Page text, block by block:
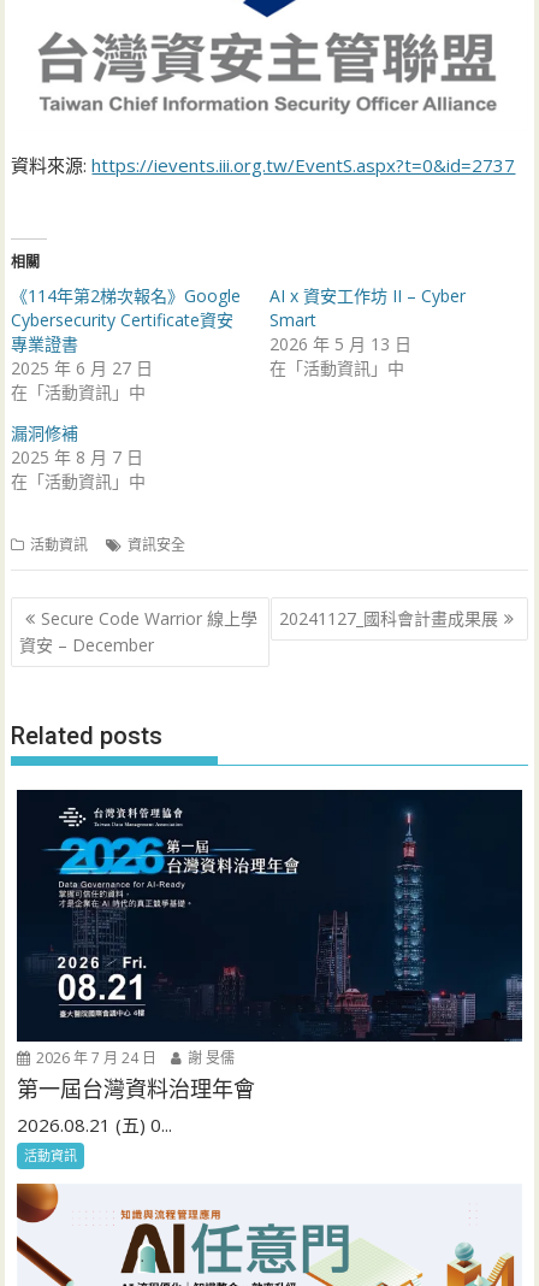
資料來源:https://ievents.iii.org.tw/EventS.aspx?t=0&id=2737
相關
《114年第2梯次報名》Google
Cybersecurity Certificate資安
專業證書
2025 年 6 月 27 日
在「活動資訊」中
AI x 資安工作坊 II – Cyber
Smart
2026 年 5 月 13 日
在「活動資訊」中
漏洞修補
2025 年 8 月 7 日
在「活動資訊」中
活動資訊 資訊安全
文
章
導
Secure Code Warrior 線上學
資安 – December
20241127_國科會計畫成果展
Related posts
2026 年 7 月 24 日 謝 旻儒
第一屆台灣資料治理年會
2026.08.21 (五) 0...
活動資訊